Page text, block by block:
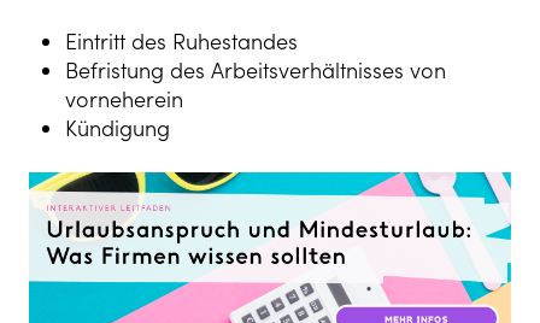
Eintritt des Ruhestandes
Befristung des Arbeitsverhältnisses von
vorneherein
Kündigung